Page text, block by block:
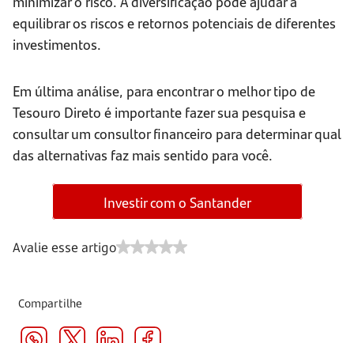
equilibrar os riscos e retornos potenciais de diferentes
investimentos.
Em última análise, para encontrar o melhor tipo de
Tesouro Direto é importante fazer sua pesquisa e
consultar um consultor financeiro para determinar qual
das alternativas faz mais sentido para você.
Investir com o Santander
Avalie esse artigo
Compartilhe